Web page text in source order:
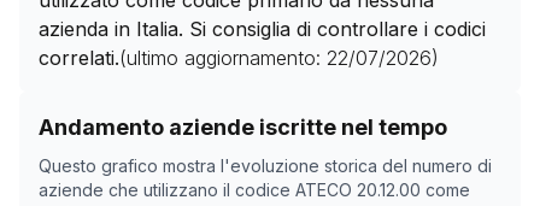
azienda in Italia. Si consiglia di controllare i codici
correlati.(ultimo aggiornamento: 22/07/2026)
Andamento aziende iscritte nel tempo
Questo grafico mostra l'evoluzione storica del numero di
aziende che utilizzano il codice ATECO 20.12.00 come
Storico numero di aziende con codice ATECO
Data rilevazione
07/05/2025
0